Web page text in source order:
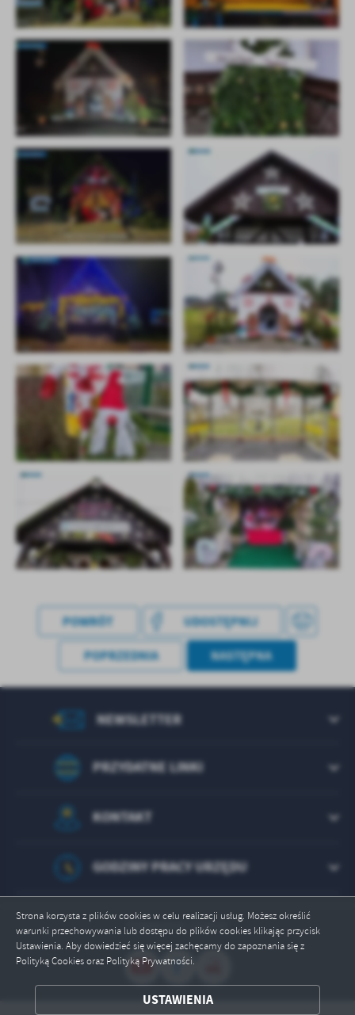
Strona korzysta z plików cookies w celu realizacji usług. Możesz określić
warunki przechowywania lub dostępu do plików cookies klikając przycisk
Ustawienia. Aby dowiedzieć się więcej zachęcamy do zapoznania się z
Polityką Cookies oraz Polityką Prywatności.
USTAWIENIA
ZAPISZ WYBRANE
ODRZUĆ WSZYSTKIE
POWRÓT UDOSTĘPNIJ
POPRZEDNIA NASTĘPNA
PRZYDATNE LINKI
KONTAKT
NEWSLETTER
GODZINY PRACY URZĘDU
Odwiedzin: 222531